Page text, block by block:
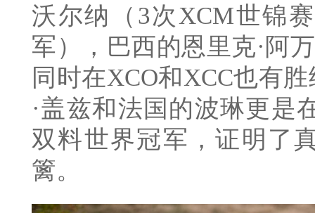
沃尔纳（3次XCM世锦
军），巴西的恩里克·阿
同时在XCO和XCC也有
·盖兹和法国的波琳更是
双料世界冠军，证明了
篱。